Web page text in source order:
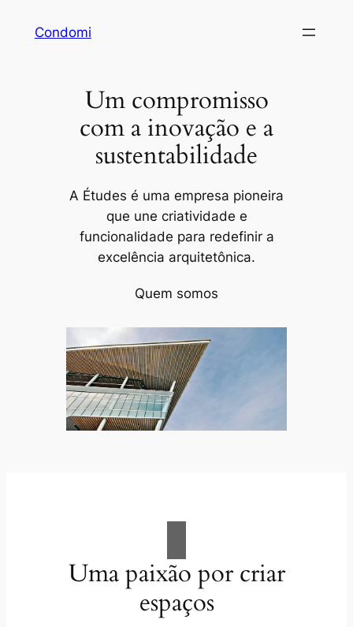
Condomi
Um compromisso
com a inovação e a
sustentabilidade
A Études é uma empresa pioneira
que une criatividade e
funcionalidade para redefinir a
excelência arquitetônica.
Quem somos
Uma paixão por criar
espaços